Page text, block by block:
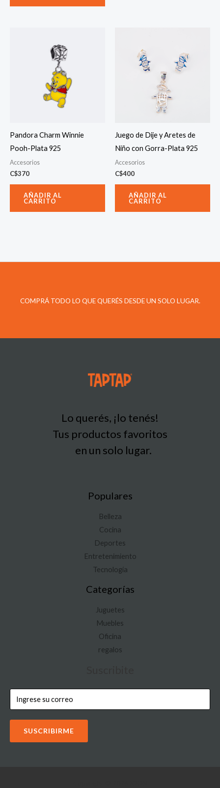
Pandora Charm Winnie
Pooh-Plata 925
Accesorios
C$370
AÑADIR AL
CARRITO
Juego de Dije y Aretes de
Niño con Gorra-Plata 925
Accesorios
C$400
AÑADIR AL
CARRITO
COMPRÁ TODO LO QUE QUERÉS DESDE UN SOLO LUGAR.
Lo querés, ¡lo tenés!
Tus productos favoritos
en un solo lugar.
Populares
Belleza
Cocina
Deportes
Entretenimiento
Tecnología
Categorías
Juguetes
Muebles
Oficina
regalos
SUSCRIBIRME